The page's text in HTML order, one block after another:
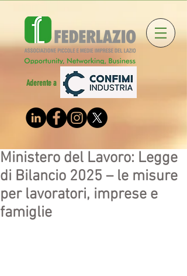
Aderente a
Ministero del Lavoro: Legge
di Bilancio 2025 – le misure
per lavoratori, imprese e
famiglie